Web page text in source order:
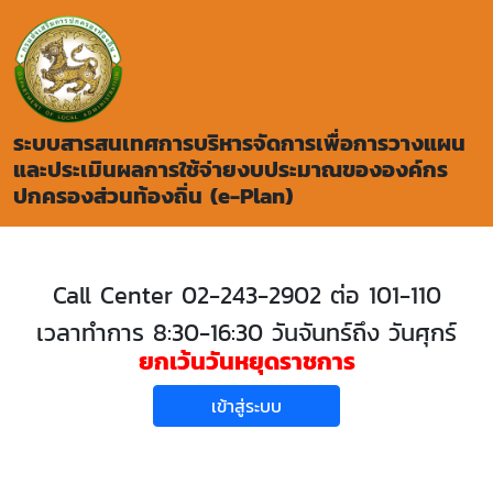
ระบบสารสนเทศการบริหารจัดการเพื่อการวางแผน
และประเมินผลการใช้จ่ายงบประมาณขององค์กร
ปกครองส่วนท้องถิ่น (e-Plan)
Call Center 02-243-2902 ต่อ 101-110
เวลาทำการ 8:30-16:30 วันจันทร์ถึง วันศุกร์
ยกเว้นวันหยุดราชการ
เข้าสู่ระบบ